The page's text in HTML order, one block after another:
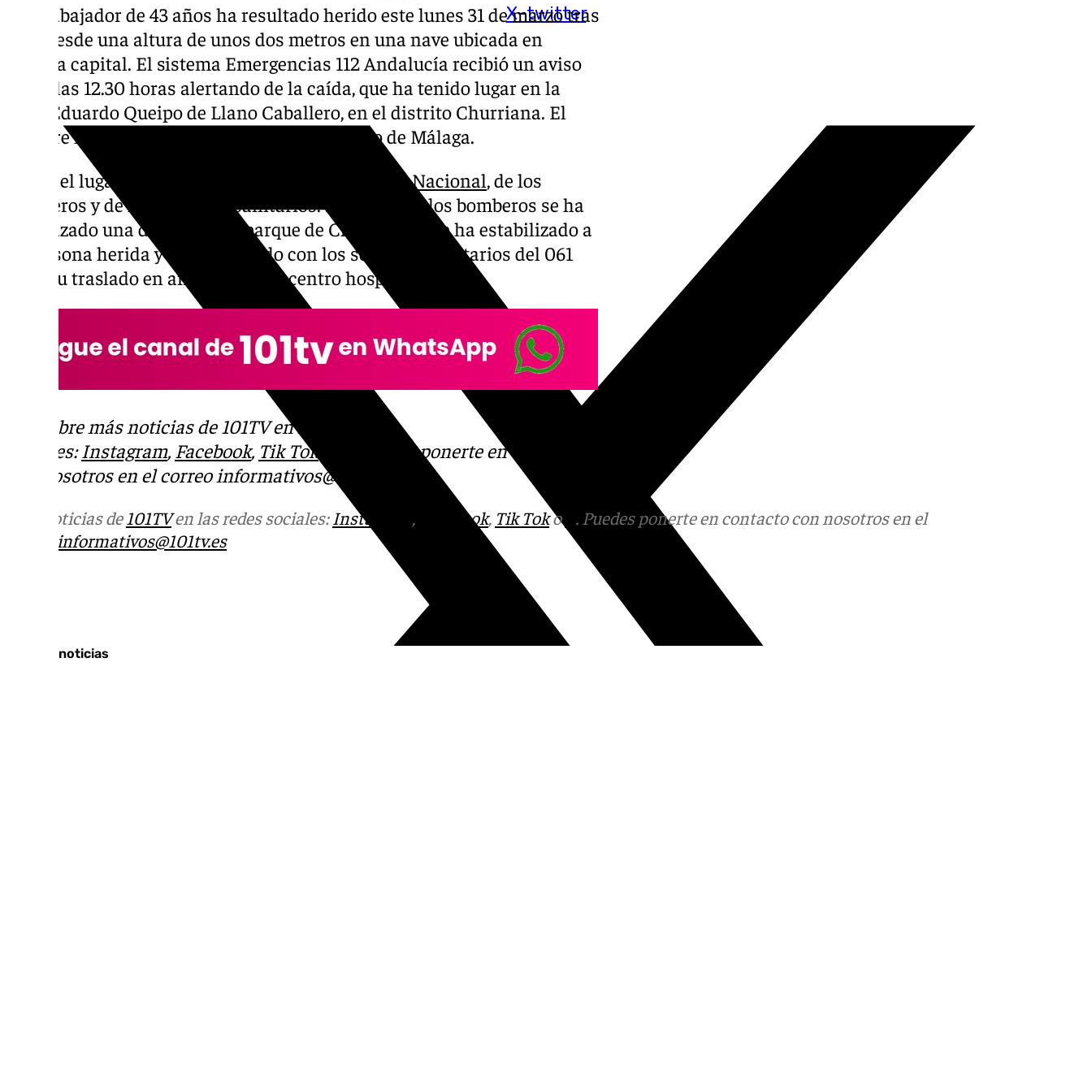
X-twitter
Un trabajador de 43 años ha resultado herido este lunes 31 de marzo tras
caer desde una altura de unos dos metros en una nave ubicada en
Málaga capital. El sistema Emergencias 112 Andalucía recibió un aviso
sobre las 12.30 horas alertando de la caída, que ha tenido lugar en la
calle Eduardo Queipo de Llano Caballero, en el distrito Churriana. El
hombre ha sido trasladado al Hospital Clínico de Málaga.
Hasta el lugar han acudido efectivos de la
Policía Nacional, de los
bomberos y de los servicios sanitarios. Por parte de los bomberos se ha
desplazado una dotación del parque de Churriana, que ha estabilizado a
la persona herida y ha colaborado con los servicios sanitarios del 061
para su traslado en ambulancia al centro hospitalario.
Descubre más noticias de 101TV en las redes
sociales: Instagram, Facebook, Tik Tok
. Puedes ponerte en contacto
con nosotros en el correo informativos@101tv.es
Más noticias de 101TVen las redes sociales: Instagram , Facebook, Tik Toko
. Puedes ponerte en contacto con nosotros en el
informativos@101tv.es
Últimas noticias